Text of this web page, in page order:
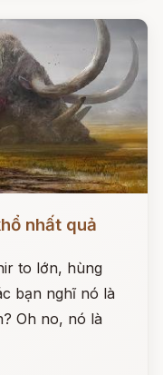
nhất quả
to lớn, hùng
bạn nghĩ nó là
Oh no, nó là